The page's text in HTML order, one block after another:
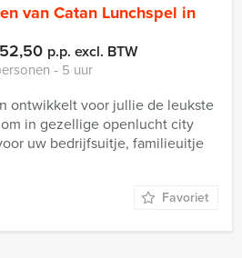
van Catan Lunchspel in
p.p. excl. BTW
‐ 5 uur
ontwikkelt voor jullie de leukste
in gezellige openlucht city
uw bedrijfsuitje, familieuitje
Favoriet